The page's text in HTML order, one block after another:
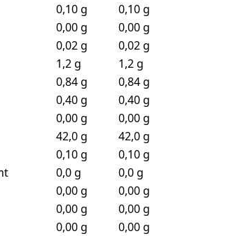
0,10 g
0,10 g
0,00 g
0,00 g
0,02 g
0,02 g
1,2 g
1,2 g
0,84 g
0,84 g
0,40 g
0,40 g
0,00 g
0,00 g
42,0 g
42,0 g
0,10 g
0,10 g
0,0 g
0,0 g
0,00 g
0,00 g
0,00 g
0,00 g
0,00 g
0,00 g